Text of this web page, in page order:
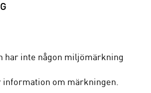
har inte någon miljömärkning
om märkningen.